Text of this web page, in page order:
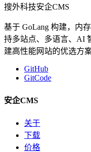
搜外科技安企CMS
基于 GoLang 构建，内
持多站点、多语言、AI
建高性能网站的优选方案
GitHub
GitCode
安企CMS
关于
下载
价格